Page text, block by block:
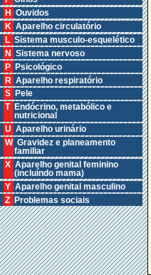
H Ouvidos
K Aparelho circulatório
L Sistema musculo-esquelético
N Sistema nervoso
P Psicológico
R Aparelho respiratório
S Pele
T Endócrino, metabólico e
nutricional
U Aparelho urinário
W Gravidez e planeamento
familiar
X Aparelho genital feminino
(incluíndo mama)
Y Aparelho genital masculino
Z Problemas sociais